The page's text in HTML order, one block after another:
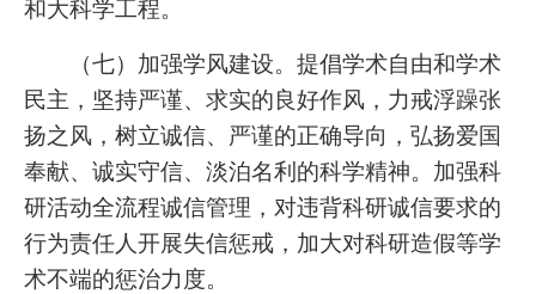
和大科学工程。
（七）加强学风建设。提倡学术自由和学术
民主，坚持严谨、求实的良好作风，力戒浮躁张
扬之风，树立诚信、严谨的正确导向，弘扬爱国
奉献、诚实守信、淡泊名利的科学精神。加强科
研活动全流程诚信管理，对违背科研诚信要求的
行为责任人开展失信惩戒，加大对科研造假等学
术不端的惩治力度。